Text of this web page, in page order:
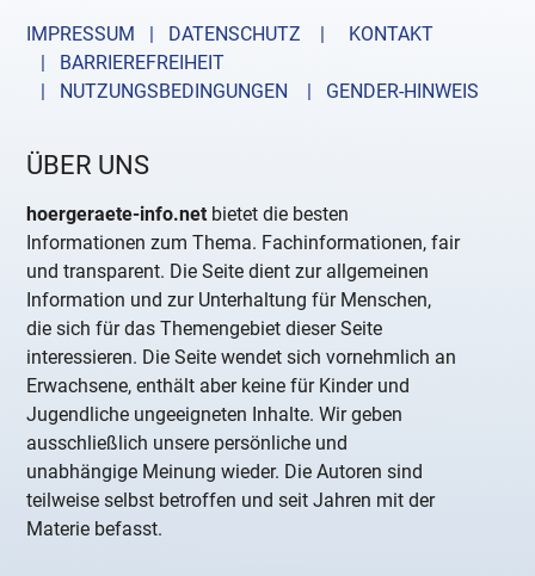
IMPRESSUM | DATENSCHUTZ |
KONTAKT
| BARRIEREFREIHEIT
| NUTZUNGSBEDINGUNGEN
| GENDER-HINWEIS
ÜBER UNS
hoergeraete-info.net bietet die besten
Informationen zum Thema. Fachinformationen, fair
und transparent. Die Seite dient zur allgemeinen
Information und zur Unterhaltung für Menschen,
die sich für das Themengebiet dieser Seite
interessieren. Die Seite wendet sich vornehmlich an
Erwachsene, enthält aber keine für Kinder und
Jugendliche ungeeigneten Inhalte. Wir geben
ausschließlich unsere persönliche und
unabhängige Meinung wieder. Die Autoren sind
teilweise selbst betroffen und seit Jahren mit der
Materie befasst.